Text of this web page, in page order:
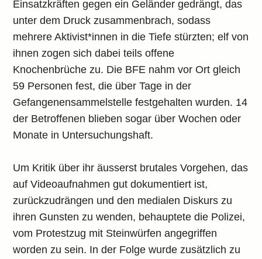
Einsatzkräften gegen ein Geländer gedrängt, das
unter dem Druck zusammenbrach, sodass
mehrere Aktivist*innen in die Tiefe stürzten; elf von
ihnen zogen sich dabei teils offene
Knochenbrüche zu. Die BFE nahm vor Ort gleich
59 Personen fest, die über Tage in der
Gefangenensammelstelle festgehalten wurden. 14
der Betroffenen blieben sogar über Wochen oder
Monate in Untersuchungshaft.
Um Kritik über ihr äusserst brutales Vorgehen, das
auf Videoaufnahmen gut dokumentiert ist,
zurückzudrängen und den medialen Diskurs zu
ihren Gunsten zu wenden, behauptete die Polizei,
vom Protestzug mit Steinwürfen angegriffen
worden zu sein. In der Folge wurde zusätzlich zu